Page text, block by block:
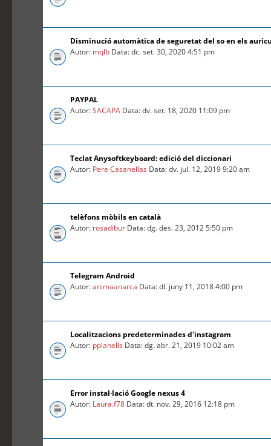
Disminució automàtica de seguretat del so en els
Autor: mqlb Data: dc. set. 30, 2020 4:51 pm
PAYPAL
Autor:SACAPA Data: dv. set. 18, 2020 11:09 pm
Teclat Anysoftkeyboard: edició del diccionari
Autor: Pere Casanellas Data: dv. jul. 12, 2019 9:20 am
telèfons mòbils en català
Autor: rosadibur Data: dg. des. 23, 2012 5:50 pm
Telegram Android
Autor:animaanarca Data: dl. juny 11, 2018 4:00 pm
Localitzacions predeterminades d'instagram
Autor: pplanells Data: dg. abr. 21, 2019 10:02 am
Error instal·lació Google nexus 4
Autor: Laura.f78 Data: dt. nov. 29, 2016 12:18 pm